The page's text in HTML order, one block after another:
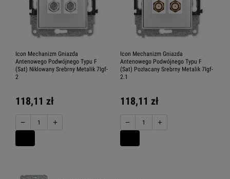
Icon Mechanizm Gniazda
Antenowego Podwójnego Typu F
(Sat) Niklowany Srebrny Metalik 7Igf-
2
118,11 zł
− +
Icon Mechanizm Gniazda
Antenowego Podwójnego Typu F
(Sat) Pozłacany Srebrny Metalik 7Igf-
2.1
118,11 zł
− +